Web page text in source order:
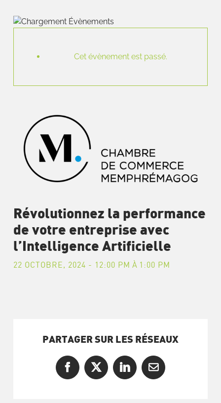
Cet évènement est passé.
Révolutionnez la performance
de votre entreprise avec
l’Intelligence Artificielle
22 OCTOBRE, 2024 - 12:00 PM À 1:00 PM
PARTAGER SUR LES RÉSEAUX
Facebook
X LinkedInCourriel